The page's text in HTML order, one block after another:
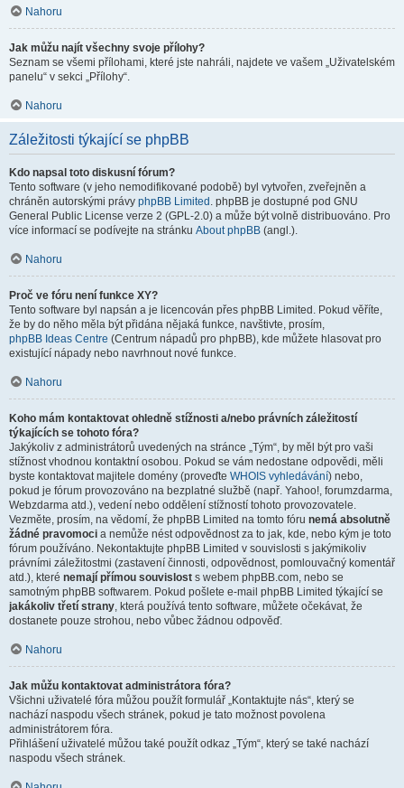
Nahoru
Jak můžu najít všechny svoje přílohy?
Seznam se všemi přílohami, které jste nahráli, najdete ve vašem „Uživatelském
panelu“ v sekci „Přílohy“.
Nahoru
Záležitosti týkající se phpBB
Kdo napsal toto diskusní fórum?
Tento software (v jeho nemodifikované podobě) byl vytvořen, zveřejněn a
chráněn autorskými právy phpBB Limited . phpBB je dostupné pod GNU
General Public License verze 2 (GPL-2.0) a může být volně distribuováno. Pro
více informací se podívejte na stránku About phpBB (angl.).
Nahoru
Proč ve fóru není funkce XY?
Tento software byl napsán a je licencován přes phpBB Limited. Pokud věříte,
že by do něho měla být přidána nějaká funkce, navštivte, prosím,
phpBB Ideas Centre (Centrum nápadů pro phpBB), kde můžete hlasovat pro
existující nápady nebo navrhnout nové funkce.
Nahoru
Koho mám kontaktovat ohledně stížnosti a/nebo právních záležitostí
týkajících se tohoto fóra?
Jakýkoliv z administrátorů uvedených na stránce „Tým“, by měl být pro vaši
stížnost vhodnou kontaktní osobou. Pokud se vám nedostane odpovědi, měli
byste kontaktovat majitele domény (proveďte WHOIS vyhledávání) nebo,
pokud je fórum provozováno na bezplatné službě (např. Yahoo!, forumzdarma,
Webzdarma atd.), vedení nebo oddělení stížností tohoto provozovatele.
Vezměte, prosím, na vědomí, že phpBB Limited na tomto fóru nemá absolutně
žádné pravomoci a nemůže nést odpovědnost za to jak, kde, nebo kým je toto
fórum používáno. Nekontaktujte phpBB Limited v souvislosti s jakýmikoliv
právními záležitostmi (zastavení činnosti, odpovědnost, pomlouvačný komentář
atd.), které nemají přímou souvislost s webem phpBB.com, nebo se
samotným phpBB softwarem. Pokud pošlete e-mail phpBB Limited týkající se
jakákoliv třetí strany, která používá tento software, můžete očekávat, že
dostanete pouze strohou, nebo vůbec žádnou odpověď.
Nahoru
Jak můžu kontaktovat administrátora fóra?
Všichni uživatelé fóra můžou použít formulář „Kontaktujte nás“, který se
nachází naspodu všech stránek, pokud je tato možnost povolena
administrátorem fóra.
Přihlášení uživatelé můžou také použít odkaz „Tým“, který se také nachází
naspodu všech stránek.